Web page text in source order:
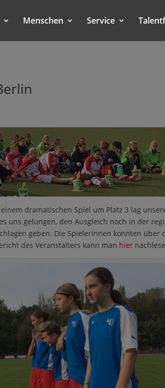
Menschen Service
einem dramatischen Spiel um Platz 3 lag
uns gelungen, den Ausgleich noch in der
geben. Die Spielerinnen konnten
des Veranstalters kann man hier